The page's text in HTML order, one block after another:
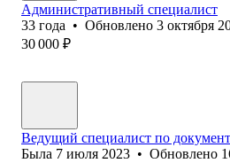
Административный специалист
33 года • Обновлено 3 октября
30 000 ₽
Ведущий специалист по
Была 7 июля 2023 • Обновлено